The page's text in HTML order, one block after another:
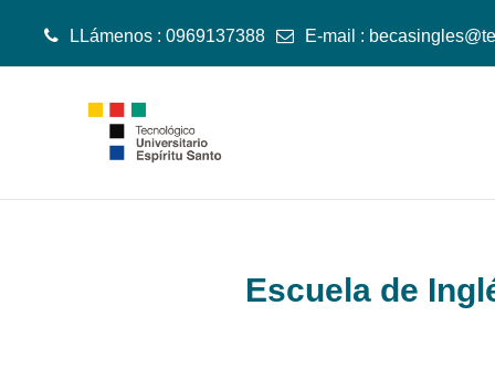
LLámenos : 0969137388 E-mail :
Escuela de